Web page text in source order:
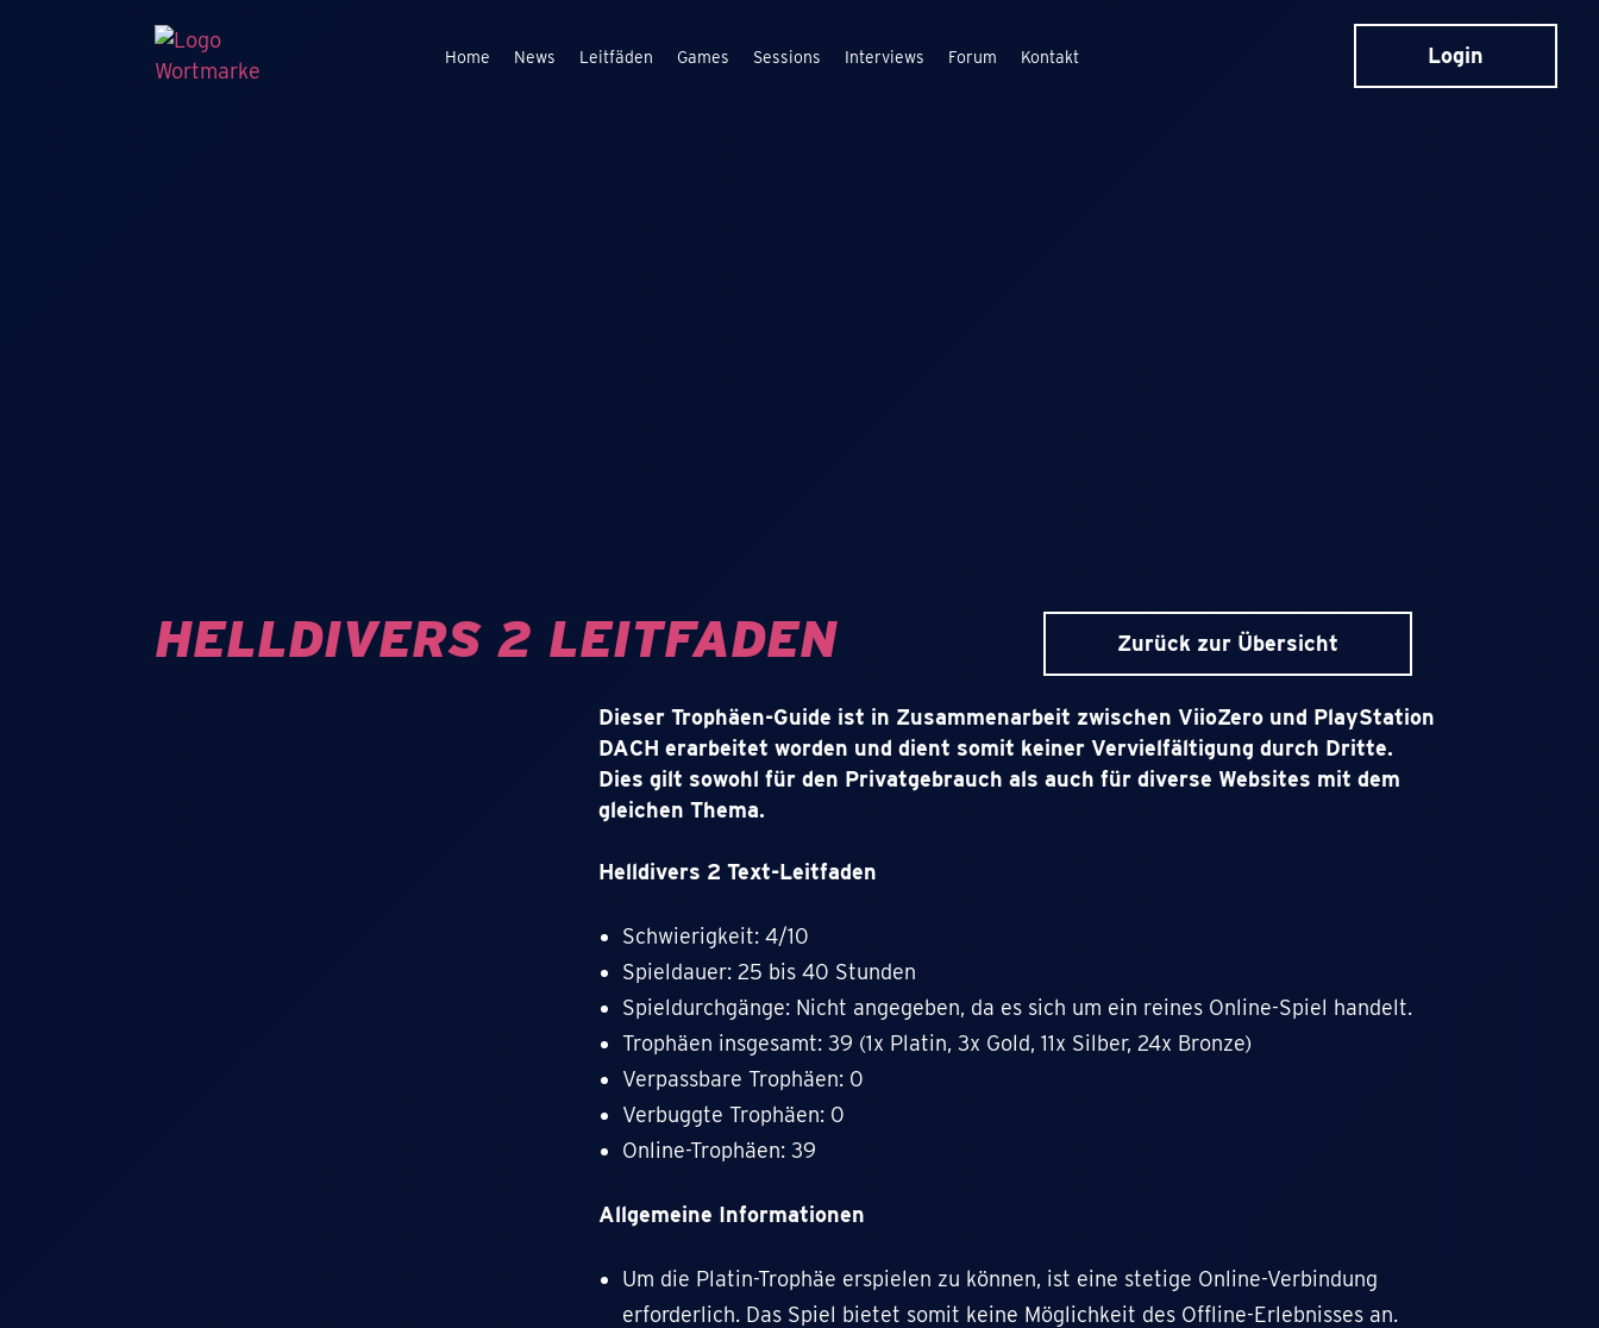
Home News Leitfäden Games Sessions Interviews Forum Kontakt Login
HELLDIVERS 2 LEITFADEN Zurück zur Übersicht
Dieser Trophäen-Guide ist in Zusammenarbeit zwischen ViioZero und PlayStation
DACH erarbeitet worden und dient somit keiner Vervielfältigung durch Dritte.
Dies gilt sowohl für den Privatgebrauch als auch für diverse Websites mit dem
gleichen Thema.
Helldivers 2 Text-Leitfaden
Schwierigkeit: 4/10
Spieldauer: 25 bis 40 Stunden
Spieldurchgänge: Nicht angegeben, da es sich um ein reines Online-Spiel handelt.
Trophäen insgesamt: 39 (1x Platin, 3x Gold, 11x Silber, 24x Bronze)
Verpassbare Trophäen: 0
Verbuggte Trophäen: 0
Online-Trophäen: 39
Allgemeine Informationen
Um die Platin-Trophäe erspielen zu können, ist eine stetige Online-Verbindung
erforderlich. Das Spiel bietet somit keine Möglichkeit des Offline-Erlebnisses an.